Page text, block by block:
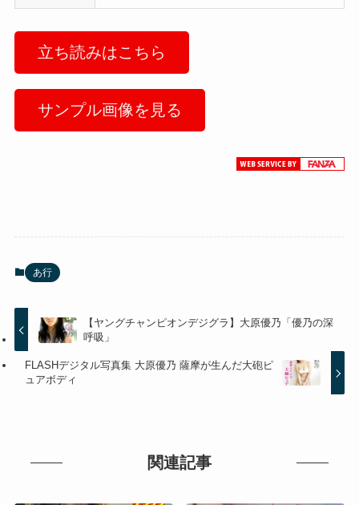
立ち読みはこちら
サンプル画像を見る
あ行
【ヤングチャンピオンデジグラ】大原優乃「優乃の深
呼吸」
FLASHデジタル写真集 大原優乃 薩摩が生んだ大砲ピ
ュアボディ
関連記事